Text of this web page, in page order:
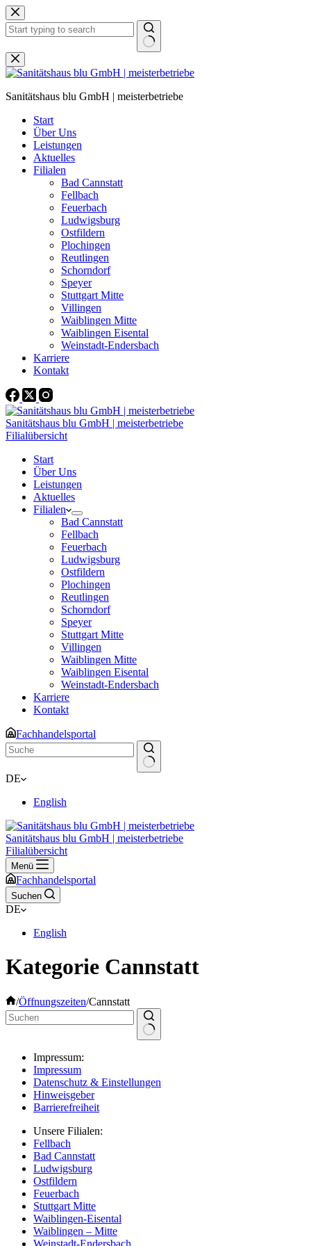
Zum
Inhalt
springen
Keine
Ergebnisse
Sanitätshaus blu GmbH | meisterbetriebe
Start
Über Uns
Leistungen
Aktuelles
Filialen
Bad Cannstatt
Fellbach
Feuerbach
Ludwigsburg
Ostfildern
Plochingen
Reutlingen
Schorndorf
Speyer
Stuttgart Mitte
Villingen
Waiblingen Mitte
Waiblingen Eisental
Weinstadt-Endersbach
Karriere
Kontakt
Sanitätshaus blu GmbH | meisterbetriebe
Filialübersicht
Start
Über Uns
Leistungen
Aktuelles
Filialen
Bad Cannstatt
Fellbach
Feuerbach
Ludwigsburg
Ostfildern
Plochingen
Reutlingen
Schorndorf
Speyer
Stuttgart Mitte
Villingen
Waiblingen Mitte
Waiblingen Eisental
Weinstadt-Endersbach
Karriere
Kontakt
Fachhandelsportal
Keine
DE
English
Sanitätshaus blu GmbH | meisterbetriebe
Filialübersicht
Menü
Fachhandelsportal
Suchen
DE
English
Kategorie Cannstatt
Start
/Öffnungszeiten/Cannstatt
ErgebnisseImpressum:
Impressum
Datenschutz & Einstellungen
Hinweisgeber
Barrierefreiheit
Unsere Filialen:
Fellbach
Bad Cannstatt
Ludwigsburg
Ostfildern
Feuerbach
Stuttgart Mitte
Waiblingen-Eisental
Waiblingen – Mitte
Weinstadt-Endersbach